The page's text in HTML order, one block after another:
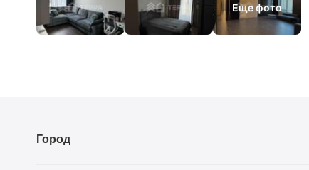
Еще фото
Город